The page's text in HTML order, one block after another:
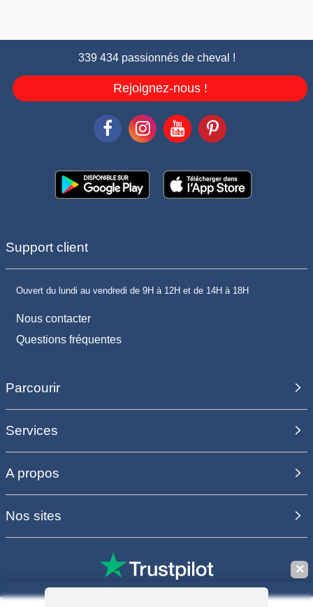
339 434 passionnés de cheval !
Rejoignez-nous !
Support client
Ouvert du lundi au vendredi de 9H à 12H et de 14H à 18H
Nous contacter
Questions fréquentes
Parcourir
Services
A propos
Nos sites
✕